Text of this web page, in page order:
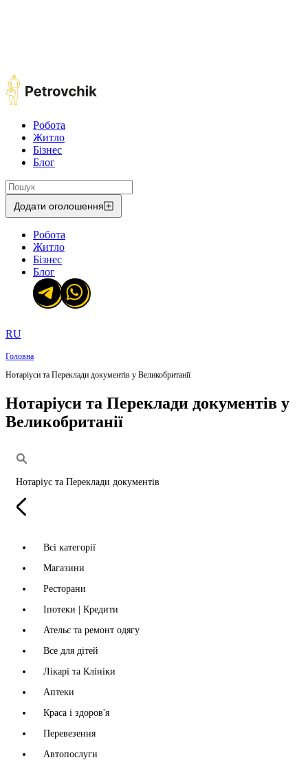
Робота
Житло
Бізнес
Блог
Додати оголошення
Робота
Житло
Бізнес
Блог
RU
Головна
Нотаріуси та Переклади документів у Великобританії
Нотаріуси та Переклади документів у
Великобританії
Нотаріус та Переклади документів
Всі категорії
Магазини
Ресторани
Іпотеки | Кредити
Ательє та ремонт одягу
Все для дітей
Лікарі та Клініки
Аптеки
Краса і здоров'я
Перевезення
Автопослуги